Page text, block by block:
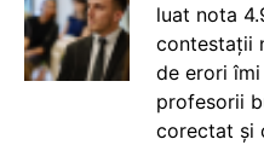
luat nota
contestații
de erori
profesorii
corectat și